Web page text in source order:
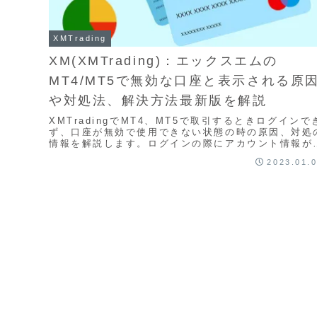
XMTrading
XM(XMTrading)：エックスエムの
MT4/MT5で無効な口座と表示される原因
や対処法、解決方法最新版を解説
XMTradingでMT4、MT5で取引するときログインで
ず、口座が無効で使用できない状態の時の原因、対処
情報を解説します。ログインの際にアカウント情報が
ます。この状態になると、トレードができなくなるた